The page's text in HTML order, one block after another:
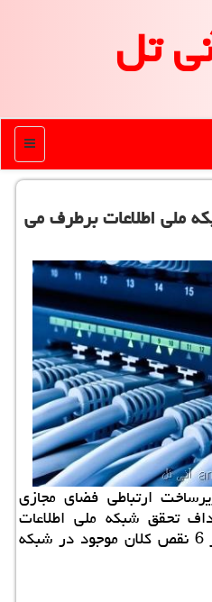
تل
منو
ملی اطلاعات برطرف می
ارتباطی فضای مجازی
تحقق شبكه ملی اطلاعات
است كه می تواند بیشتر از 6 نقص كلان موجود در شبكه